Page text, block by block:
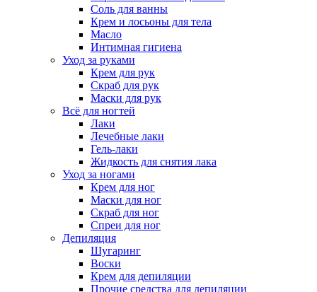
Соль для ванны
Крем и лосьоны для тела
Масло
Интимная гигиена
Уход за руками
Крем для рук
Скраб для рук
Маски для рук
Всё для ногтей
Лаки
Лечебные лаки
Гель-лаки
Жидкость для снятия лака
Уход за ногами
Крем для ног
Маски для ног
Скраб для ног
Спреи для ног
Депиляция
Шугаринг
Воски
Крем для депиляции
Прочие средства для депиляции